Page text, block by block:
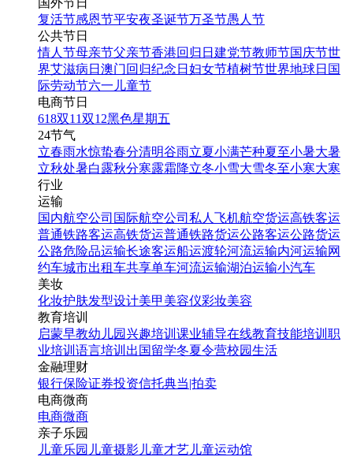
国外节日
复活节感恩节平安夜圣诞节万圣节愚人节
公共节日
情人节母亲节父亲节香港回归日 建党节教师节国庆节世
界艾滋病日 澳门回归纪念日 妇女节植树节世界地球日 国
际劳动节六一儿童节
电商节日
618双11双12黑色星期五
24节气
立春雨水惊蛰春分清明谷雨立夏小满芒种夏至小暑大暑
立秋处暑白露秋分寒露霜降立冬小雪大雪冬至小寒大寒
行业
运输
国内航空公司 国际航空公司 私人飞机航空货运高铁客运
普通铁路客运高铁货运普通铁路货运公路客运公路货运
公路危险品运输长途客运船运渡轮河流运输内河运输网
约车城市出租车共享单车河流运输湖泊运输小汽车
美妆
化妆护肤发型设计美甲 美容仪彩妆美容
教育培训
启蒙早教幼儿园 兴趣培训 课业辅导在线教育技能培训 职
业培训 语言培训 出国留学冬夏令营校园生活
金融理财
银行保险证券投资信托典当|拍卖
电商微商
电商微商
亲子乐园
儿童乐园 儿童摄影 儿童才艺 儿童运动馆